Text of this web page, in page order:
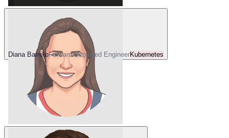
Diana BarretoForward Deployed EngineerKubernetes